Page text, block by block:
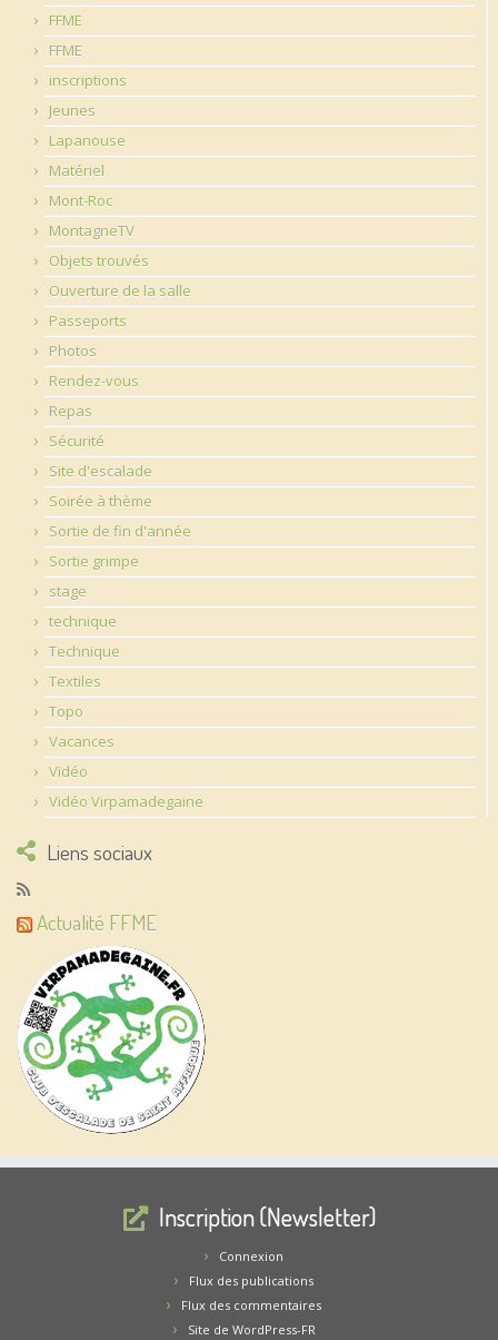
FFME
FFME
inscriptions
Jeunes
Lapanouse
Matériel
Mont-Roc
MontagneTV
Objets trouvés
Ouverture de la salle
Passeports
Photos
Rendez-vous
Repas
Sécurité
Site d'escalade
Soirée à thème
Sortie de fin d'année
Sortie grimpe
stage
technique
Technique
Textiles
Topo
Vacances
Vidéo
Vidéo Virpamadegaine
Liens sociaux
Actualité FFME
Inscription (Newsletter)
Connexion
Flux des publications
Flux des commentaires
Site de WordPress-FR